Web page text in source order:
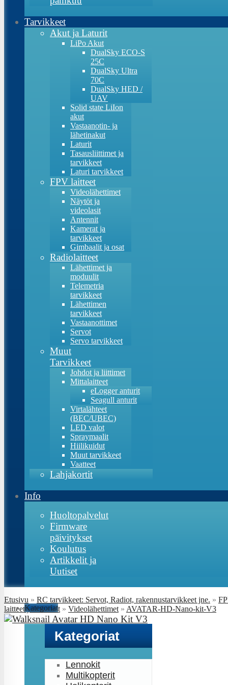
Tarvikkeet
Akut ja Laturit
LiPo Akut
DualSky ECO-S
25C
DualSky Ultra
70C
DualSky HED /
UAV
Solid state LiIon
akut
Vastaanotin- ja
lähetinakut
Laturit
Tasausliittimet ja
tarvikkeet
Laturi tarvikkeet
FPV laitteet
Videolähettimet
Näytöt ja
videolasit
Antennit
Kamerat ja
tarvikkeet
Gimbaalit ja osat
Radiolaitteet
Lähettimet ja
moduulit
Telemetria
tarvikkeet
Lähettimen
tarvikkeet
Vastaanottimet
Servot
Servo tarvikkeet
Muut
Tarvikkeet
Johdot ja liittimet
Mittalaitteet
eLogger anturit
Seagull anturit
Virtalähteet
(BEC/UBEC)
LED valot
Spraymaalit
Hiilikuidut
Muut tarvikkeet
Vaatteet
Lahjakortit
Info
Huoltopalvelut
Firmware
päivitykset
Koulutus
Artikkelit ja
Uutiset
Kategoriat
Kategoriat
Lennokit
Multikopterit
Etusivu » RC tarvikkeet: Servot, Radiot, rakennustarvikkeet jne. »
laitteet ja kamerat » Videolähettimet » AVATAR-HD-Nano-kit-V3